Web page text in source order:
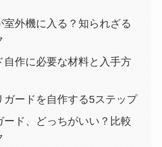
室外機に入る？知られざる
自作に必要な材料と入手方
ガードを自作する5ステップ
ード、どっちがいい？比較